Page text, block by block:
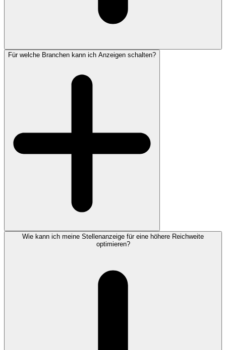
Für welche Branchen kann ich Anzeigen schalten?
Wie kann ich meine Stellenanzeige für eine höhere Reichweite
optimieren?